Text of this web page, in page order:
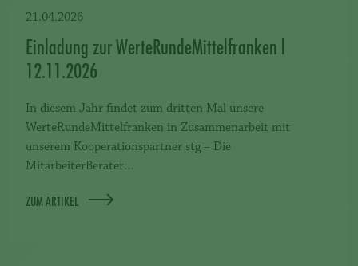
Einladung zur WerteRundeMittelfranken l
12.11.2026
In diesem Jahr findet zum dritten Mal unsere
WerteRundeMittelfranken in Zusammenarbeit mit
unserem Kooperationspartner stg – Die
MitarbeiterBerater…
ZUM ARTIKEL
21.04.2026